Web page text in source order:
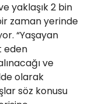
yaklaşık 2 bin
zaman yerinde
“Yaşayan
eden
ve
olarak
söz konusu